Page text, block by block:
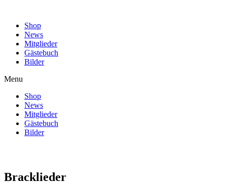
Shop
News
Mitglieder
Gästebuch
Bilder
Menu
Shop
News
Mitglieder
Gästebuch
Bilder
Bracklieder